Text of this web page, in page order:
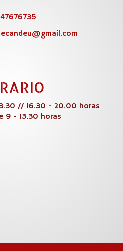
gmail.com
// 16.30 - 20.00 horas
9 - 13.30 horas